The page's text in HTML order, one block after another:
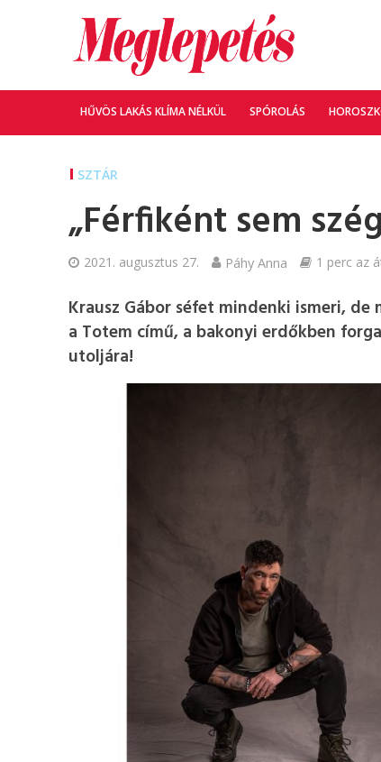
HŰVÖS LAKÁS KLÍMA NÉLKÜL SPÓROLÁS
SZTÁR
„Férfiként sem
2021. augusztus 27. Páhy Anna 1 perc az
Krausz Gábor séfet mindenki ismeri,
a Totem című, a bakonyi erdőkben
utoljára!